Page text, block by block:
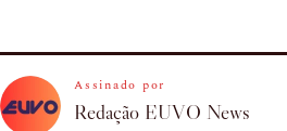
Assinado por
Redação EUVO News